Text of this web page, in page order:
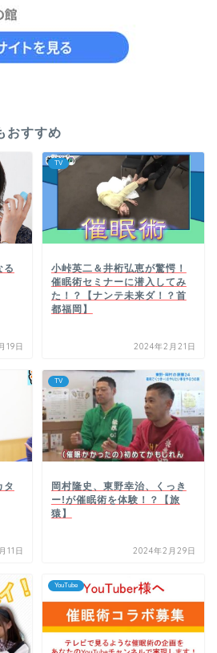
おすすめ
る
19日
TV
小峠英二＆井桁弘恵が驚愕！
催眠術セミナーに潜入してみ
た！？【ナンテ未来ダ！？首
都福岡】
2024年2月21日
タ
11日
TV
岡村隆史、東野幸治、くっき
ー!が催眠術を体験！？【旅
猿】
2024年2月29日
YouTube